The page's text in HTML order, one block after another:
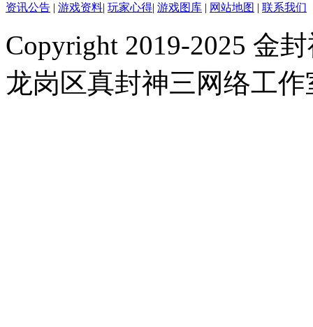
资讯公告 | 游戏资料| 玩家心得| 游戏图库 | 网站地图 | 联系我们
Copyright 2019-2025 金
龙岗区真封神三网络工